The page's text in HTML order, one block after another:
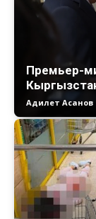
Премьер-
Адилет Асанов